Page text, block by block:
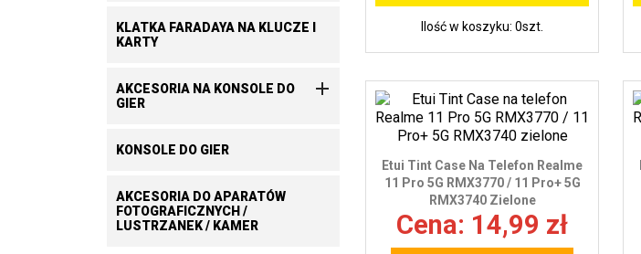
KLATKA FARADAYA NA KLUCZE I
KARTY
AKCESORIA NA KONSOLE DO
GIER

KONSOLE DO GIER
AKCESORIA DO APARATÓW
FOTOGRAFICZNYCH /
LUSTRZANEK / KAMER
Ilość w koszyku: 0szt.
Etui Tint Case Na Telefon Realme
11 Pro 5G RMX3770 / 11 Pro+ 5G
RMX3740 Zielone
Cena: 14,99 zł